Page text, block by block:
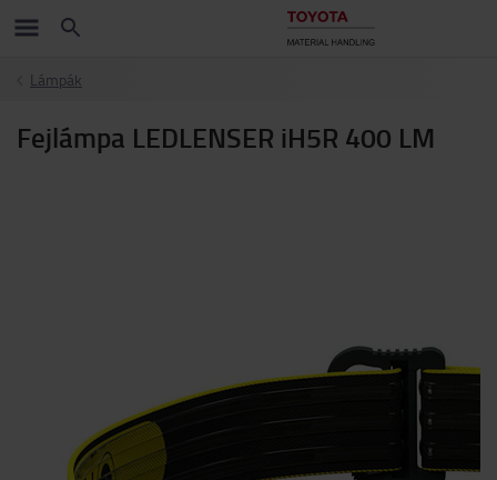
Lámpák
Fejlámpa LEDLENSER iH5R 400 LM